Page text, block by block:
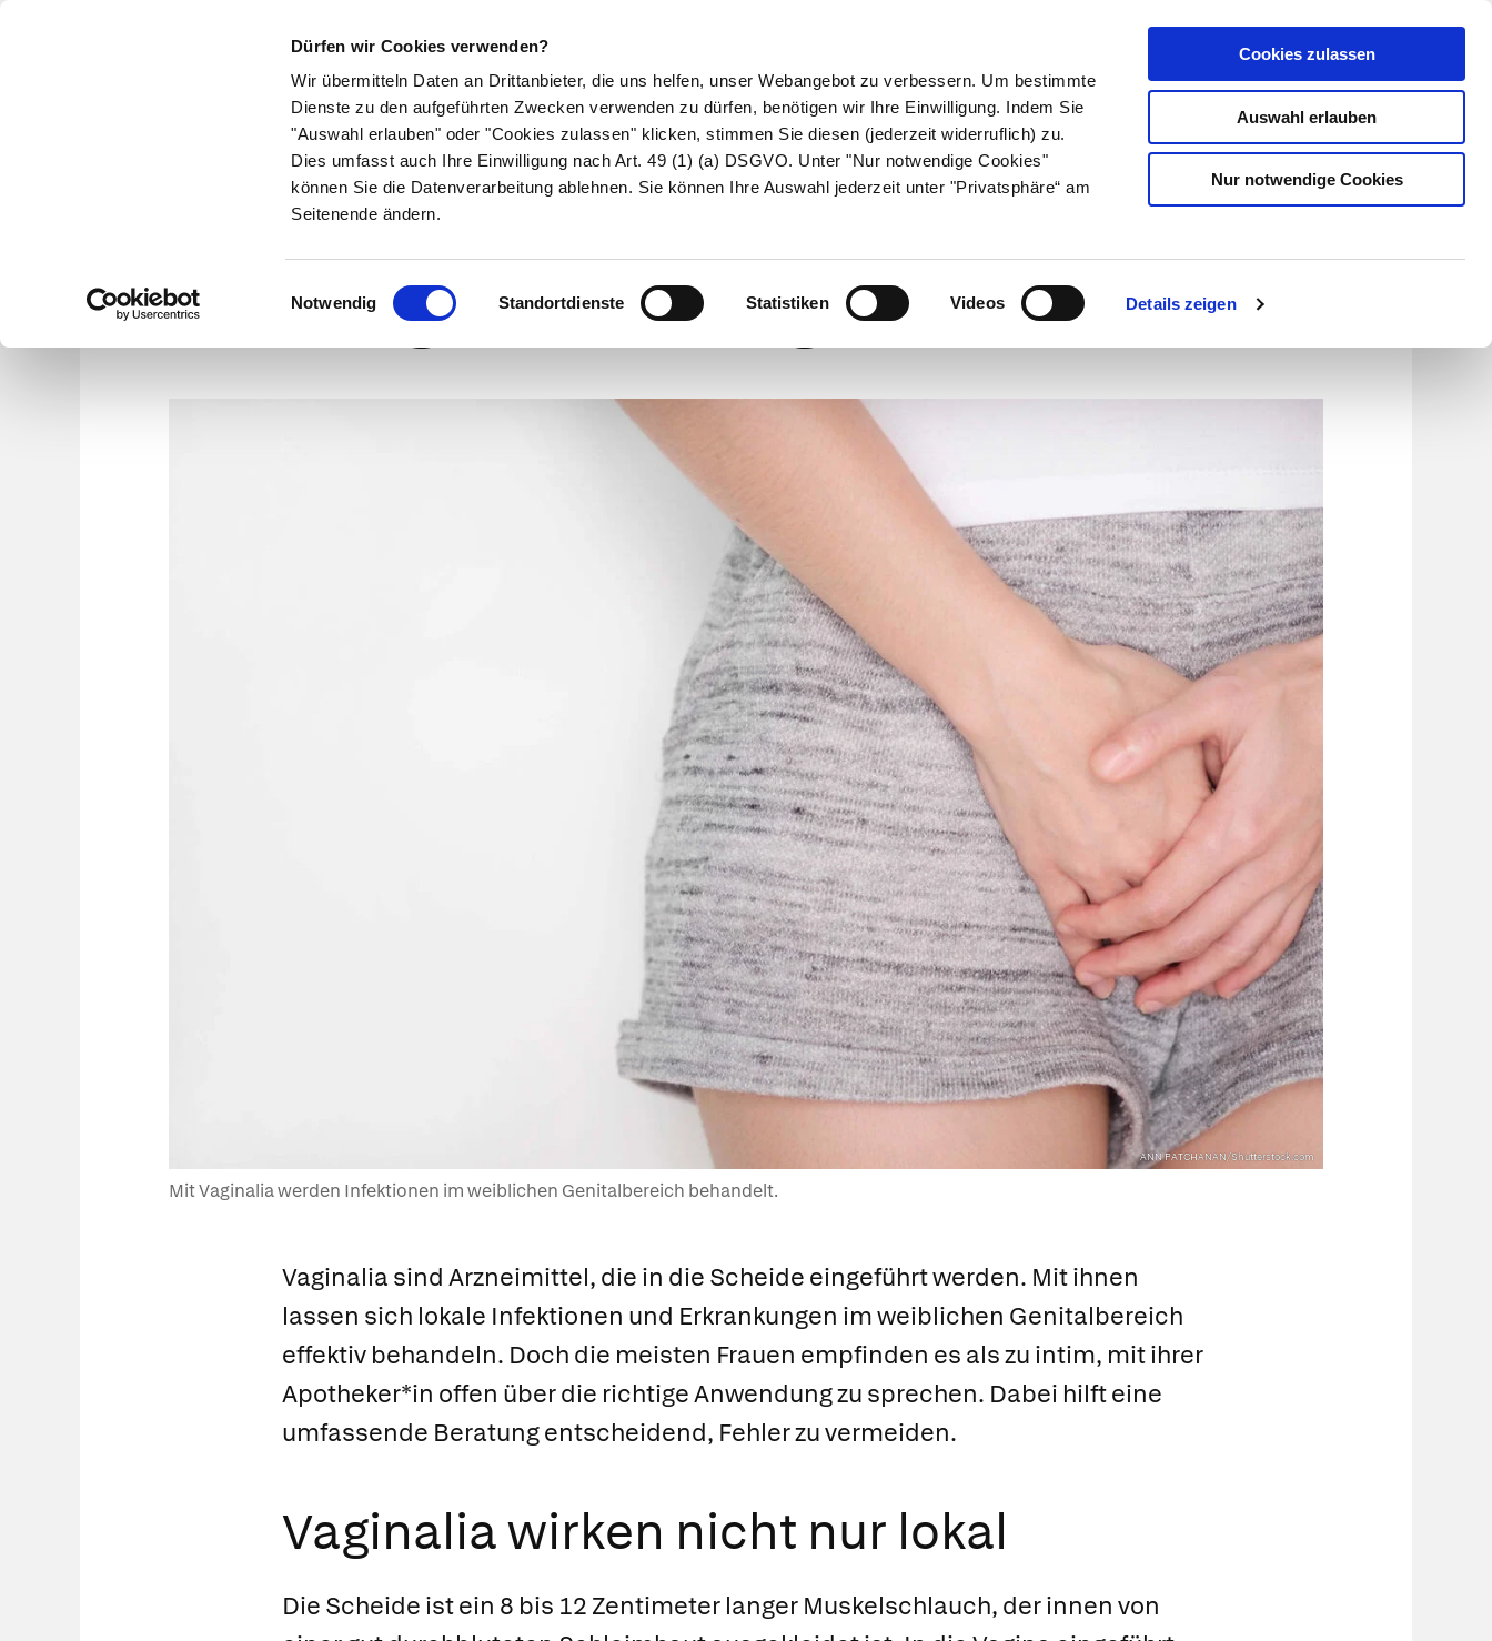
Dürfen wir Cookies verwenden?
Wir übermitteln Daten an Drittanbieter, die uns helfen, unser Webangebot zu verbessern. Um bestimmte
Dienste zu den aufgeführten Zwecken verwenden zu dürfen, benötigen wir Ihre Einwilligung. Indem Sie
"Auswahl erlauben" oder "Cookies zulassen" klicken, stimmen Sie diesen (jederzeit widerruflich) zu.
Dies umfasst auch Ihre Einwilligung nach Art. 49 (1) (a) DSGVO. Unter "Nur notwendige Cookies"
können Sie die Datenverarbeitung ablehnen. Sie können Ihre Auswahl jederzeit unter "Privatsphäre“ am
Seitenende ändern.
Einwilligungsauswahl
Notwendig Standortdienste Statistiken Videos Details zeigen
Cookies zulassen
Auswahl erlauben
Nur notwendige Cookies
Kundenlogin
Suche
Symptome Therapie Medikamente Naturheilkunde Eltern & Kind Gesund leben Über uns
Vaginalia richtig anwenden
ANN PATCHANAN/Shutterstock.com
Mit Vaginalia werden Infektionen im weiblichen Genitalbereich behandelt.
Vaginalia sind Arzneimittel, die in die Scheide eingeführt werden. Mit ihnen
lassen sich lokale Infektionen und Erkrankungen im weiblichen Genitalbereich
effektiv behandeln. Doch die meisten Frauen empfinden es als zu intim, mit ihrer
Apotheker*in offen über die richtige Anwendung zu sprechen. Dabei hilft eine
umfassende Beratung entscheidend, Fehler zu vermeiden.
Vaginalia wirken nicht nur lokal
Die Scheide ist ein 8 bis 12 Zentimeter langer Muskelschlauch, der innen von